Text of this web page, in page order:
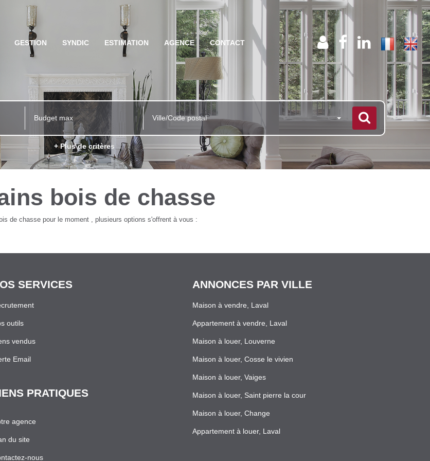
GESTION SYNDIC ESTIMATION AGENCE CONTACT
Ville/Code postal
+ Plus de critères
bois de chasse
de chasse pour le moment , plusieurs options s'offrent à vous :
SERVICES
outils
vendus
Email
PRATIQUES
agence
du site
nous
ANNONCES PAR VILLE
Maison à vendre, Laval
Appartement à vendre, Laval
Maison à louer, Louverne
Maison à louer, Cosse le vivien
Maison à louer, Vaiges
Maison à louer, Saint pierre la cour
Maison à louer, Change
Appartement à louer, Laval